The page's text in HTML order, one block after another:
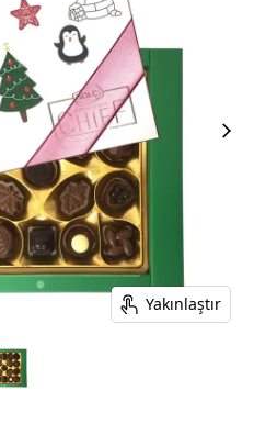
Yakınlaştır